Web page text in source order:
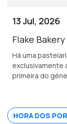
e um show
13 Jul, 2026
Flake
Há uma
exclusivamente
primeira do
HORA DOS